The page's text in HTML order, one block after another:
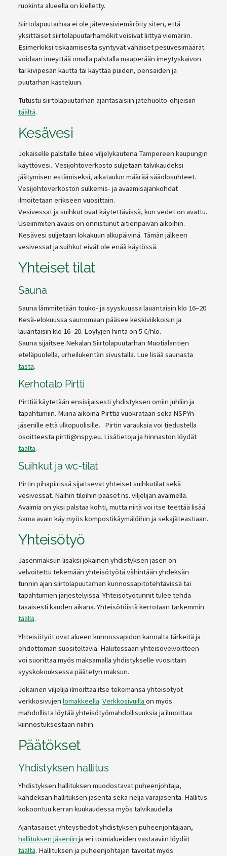
ruokinta alueella on kielletty.
Siirtolapuutarhaa ei ole jätevesiviemäröity siten, että
yksittäiset siirtolapuutarhamökit voisivat liittyä viemäriin.
Esimerkiksi tiskaamisesta syntyvät vähäiset pesuvesimäärät
voidaan imeyttää omalla palstalla maaperään imeytyskaivon
tai kivipesän kautta tai käyttää puiden, pensaiden ja
puutarhan kasteluun.
Tutustu siirtolapuutarhan ajantasaisiin jätehuolto-ohjeisiin
täältä.
Kesävesi
Jokaiselle palstalle tulee viljelykautena Tampereen kaupungin
käyttövesi. Vesijohtoverkosto suljetaan talvikaudeksi
jäätymisen estämiseksi, aikataulun määrää sääolosuhteet.
Vesijohtoverkoston sulkemis- ja avaamisajankohdat
ilmoitetaan erikseen vuosittain.
Vesivessat ja suihkut ovat käytettävissä, kun vedet on avattu.
Useimmiten avaus on onnistunut äitienpäivän aikoihin.
Kesävesi suljetaan lokakuun alkupäivinä. Tämän jälkeen
vesivessat ja suihkut eivät ole enää käytössä.
Yhteiset tilat
Sauna
Sauna lämmitetään touko- ja syyskuussa lauantaisin klo 16–20.
Kesä-elokuussa saunomaan pääsee keskiviikkoisin ja
lauantaisin klo 16–20. Löylyjen hinta on 5 €/hlö.
Sauna sijaitsee Nekalan Siirtolapuutarhan Muotialantien
eteläpuolella, urheilukentän sivustalla. Lue lisää saunasta
tästä.
Kerhotalo Pirtti
Pirttiä käytetään ensisijaisesti yhdistyksen omiin juhliin ja
tapahtumiin. Muina aikoina Pirttiä vuokrataan sekä NSPYn
jäsenille että ulkopuolisille. Pirtin varauksia voi tiedustella
osoitteesta pirtti@nspy.eu. Lisätietoja ja hinnaston löydät
täältä.
Suihkut ja wc-tilat
Pirtin pihapiirissä sijaitsevat yhteiset suihkutilat sekä
vesivessat. Näihin tiloihin pääset ns. viljelijän avaimella.
Avaimia on yksi palstaa kohti, mutta niitä voi itse teettää lisää.
Sama avain käy myös kompostikäymälöihin ja sekajäteastiaan.
Yhteisötyö
Jäsenmaksun lisäksi jokainen yhdistyksen jäsen on
velvoitettu tekemään yhteisötyötä vähintään yhdeksän
tunnin ajan siirtolapuutarhan kunnossapitotehtävissä tai
tapahtumien järjestelyissä. Yhteisötyötunnit tulee tehdä
tasaisesti kauden aikana. Yhteisötöistä kerrotaan tarkemmin
täällä.
Yhteisötyöt ovat alueen kunnossapidon kannalta tärkeitä ja
ehdottoman suositeltavia. Halutessaan yhteisövelvoitteen
voi suorittaa myös maksamalla yhdistykselle vuosittain
syyskokouksessa päätetyn maksun.
Jokainen viljelijä ilmoittaa itse tekemänsä yhteisötyöt
verkkosivujen lomakkeella. Verkkosivuilla on myös
mahdollista löytää yhteisötyömahdollisuuksia ja ilmoittaa
kiinnostuksestaan niihin.
Päätökset
Yhdistyksen hallitus
Yhdistyksen hallituksen muodostavat puheenjohtaja,
kahdeksan hallituksen jäsentä sekä neljä varajäsentä. Hallitus
kokoontuu kerran kuukaudessa myös talvikaudella.
Ajantasaiset yhteystiedot yhdistyksen puheenjohtajaan,
hallituksen jäseniin ja eri toimialueiden vastaaviin löydät
täältä. Hallituksen ja puheenjohtajan tavoitat myös